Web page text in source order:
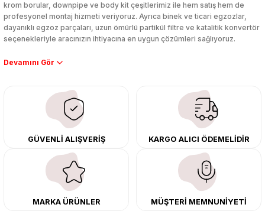
krom borular, downpipe ve body kit çeşitlerimiz ile hem satış hem de
profesyonel montaj hizmeti veriyoruz. Ayrıca binek ve ticari egzozlar,
dayanıklı egzoz parçaları, uzun ömürlü partikül filtre ve katalitik konvertör
seçenekleriyle aracınızın ihtiyacına en uygun çözümleri sağlıyoruz.
Performans artışı isteyen sürücüler için özel performans egzozları ve
çıkma orijinal ürünler ile yenileyebilir, body kit uygulamalarıyla aracınızın
tasarımını ve aerodinamisini üst seviyeye taşıyabilirsiniz.
Tüm ürünlerimiz orijinal, dayanıklı ve uzun ömürlüdür. İstanbul’daki montaj
merkezimizde profesyonel montaj yapıyor, Türkiye’nin her yerine güvenli
kargo ile teslimat gerçekleştiriyoruz. Aracınıza değer katmak için doğru
adres: Egzoz Sepeti.
GÜVENLİ ALIŞVERİŞ KARGO ALICI ÖDEMELİDİR
MARKA ÜRÜNLER MÜŞTERİ MEMNUNİYETİ